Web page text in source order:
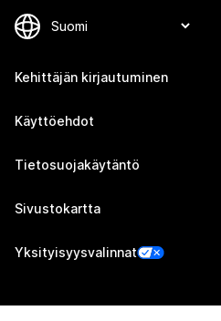
Kehittäjän kirjautuminen
Käyttöehdot
Tietosuojakäytäntö
Sivustokartta
Yksityisyysvalinnat